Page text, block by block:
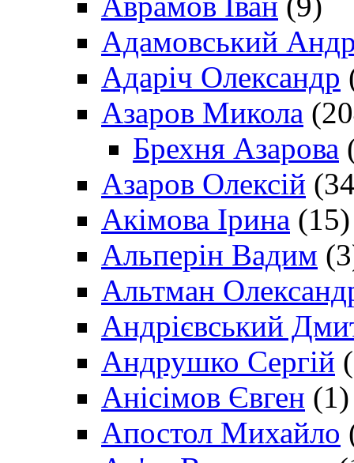
Адамовський
Адаріч Олександр
Азаров Микола
Брехня Азарова
Азаров Олексій
Акімова Ірина (15)
Альперін Вадим
Альтман
Андрієвський
Андрушко Сергій
Анісімов Євген (1)
Апостол Михайло